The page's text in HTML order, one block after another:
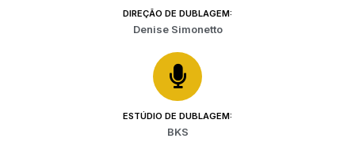
DIREÇÃO DE DUBLAGEM:
Denise Simonetto
ESTÚDIO DE DUBLAGEM:
BKS